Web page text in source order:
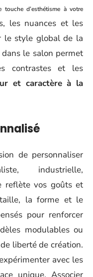
touche d’esthétisme à votre
les nuances et les
le style global de la
le salon permet
contrastes et les
et caractère à la
de personnaliser
industrielle,
reflète vos goûts et
la forme et le
pour renforcer
modulables ou
liberté de création.
avec les
unique. Associer